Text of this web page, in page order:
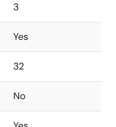
3
Yes
32
No